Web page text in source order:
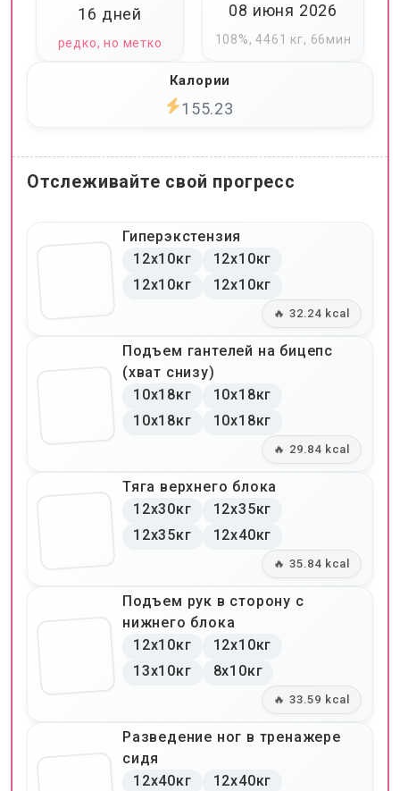
16 дней
редко, но метко
08 июня 2026
108%, 4461 кг, 66мин
Калории
155.23
Отслеживайте свой прогресс
Гиперэкстензия
12x10кг
12x10кг
12x10кг
12x10кг
🔥 32.24 kcal
Подъем гантелей на бицепс
(хват снизу)
10x18кг
10x18кг
10x18кг
10x18кг
🔥 29.84 kcal
Тяга верхнего блока
12x30кг
12x35кг
12x35кг
12x40кг
🔥 35.84 kcal
Подъем рук в сторону с
нижнего блока
12x10кг
12x10кг
13x10кг
8x10кг
🔥 33.59 kcal
Разведение ног в тренажере
сидя
12x40кг
12x40кг